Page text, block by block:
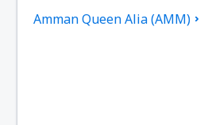
Amman Queen Alia (AMM)